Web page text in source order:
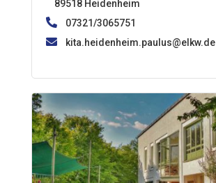
89518 Heidenheim
07321/3065751
kita.heidenheim.paulus@elkw.de